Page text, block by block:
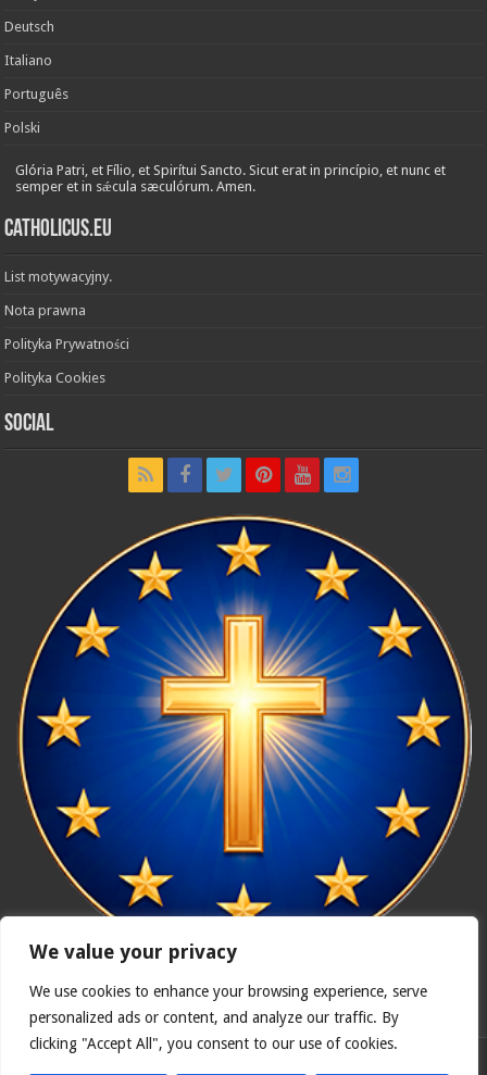
We value your privacy
We use cookies to enhance your browsing experience, serve
personalized ads or content, and analyze our traffic. By
clicking "Accept All", you consent to our use of cookies.
Deutsch
Italiano
Português
Polski
Glória Patri, et Fílio, et Spirítui Sancto. Sicut erat in princípio, et nunc et
semper et in sǽcula sæculórum. Amen.
Catholicus.eu
List motywacyjny.
Nota prawna
Polityka Prywatności
Polityka Cookies
Social
In nómine Patris, et Fílii, et Spíritus Sancti. Amen.